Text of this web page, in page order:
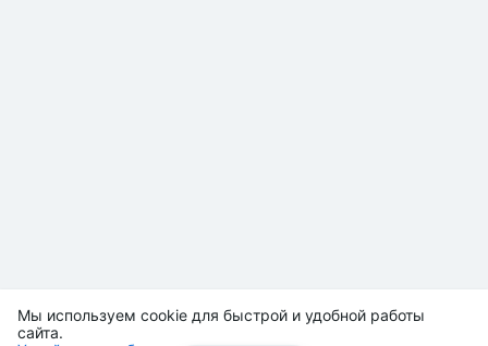
Мы используем cookie для быстрой и удобной работы
сайта.